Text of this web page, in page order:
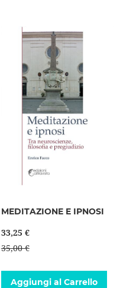
MEDITAZIONE E IPNOSI
33,25 €
35,00 €
Aggiungi al Carrello